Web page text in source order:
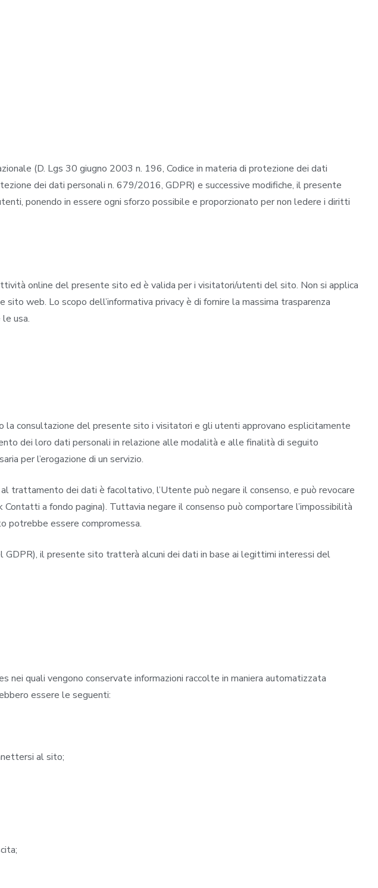
(D. Lgs 30 giugno 2003 n. 196, Codice in materia di protezione dei dati
dei dati personali n. 679/2016, GDPR) e successive modifiche, il presente
ponendo in essere ogni sforzo possibile e proporzionato per non ledere i diritti
online del presente sito ed è valida per i visitatori/utenti del sito. Non si applica
web. Lo scopo dell’informativa privacy è di fornire la massima trasparenza
usa.
la consultazione del presente sito i visitatori e gli utenti approvano esplicitamente
dei loro dati personali in relazione alle modalità e alle finalità di seguito
per l’erogazione di un servizio.
trattamento dei dati è facoltativo, l’Utente può negare il consenso, e può revocare
a fondo pagina). Tuttavia negare il consenso può comportare l’impossibilità
potrebbe essere compromessa.
il presente sito tratterà alcuni dei dati in base ai legittimi interessi del
quali vengono conservate informazioni raccolte in maniera automatizzata
essere le seguenti:
al sito;